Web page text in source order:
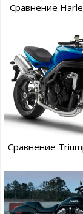
Сравнение
Сравнение